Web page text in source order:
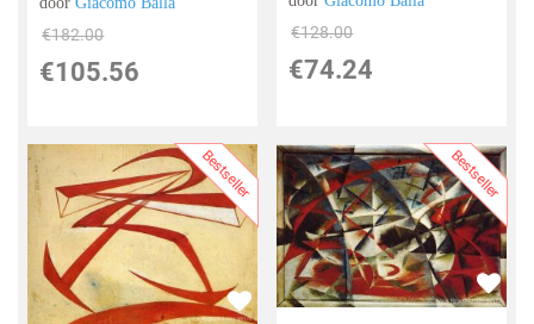
€182.00
€105.56
€128.00
€74.24
Bestseller Bestseller